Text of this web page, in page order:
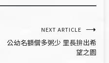
NEXT ARTICLE
公幼名額僧多粥少 里長拚出希
望之園